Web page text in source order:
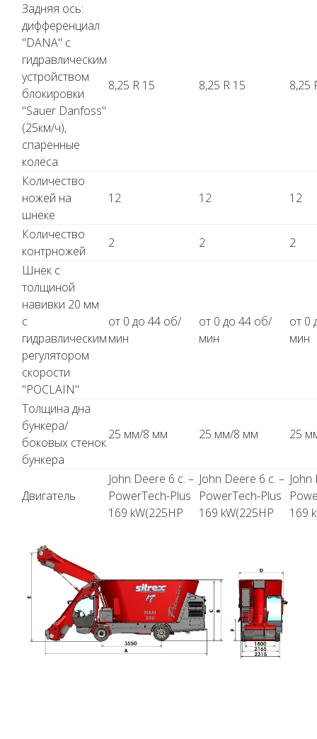
Задняя ось:
дифференциал
"DANA" с
гидравлическим
устройством
блокировки
"Sauer Danfoss"
(25км/ч),
спаренные
колёса
8,25 R 15 8,25 R 15 8,25
Количество
ножей на
шнеке
12 12 12
Количество
контрножей
2 2
2
Шнек с
толщиной
навивки 20 мм
с
гидравлическим
регулятором
скорости
"POCLAIN"
от 0 до 44 об/
мин
от 0 до 44 об/
мин
от 0
мин
Толщина дна
бункера/
боковых стенок
бункера
25 мм/8 мм 25 мм/8 мм 25
Двигатель
John Deere 6 c. –
PowerTech-Plus
169 kW(225HP
John Deere 6 c. –
PowerTech-Plus
169 kW(225HP
John
169